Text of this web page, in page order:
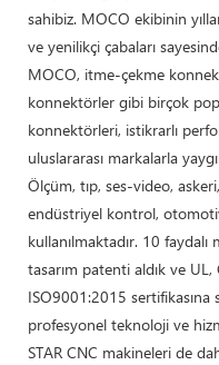
sahibiz. MOCO ekibinin
ve yenilikçi çabaları
MOCO, itme-çekme
konnektörler gibi birçok
konnektörleri, istikrarlı
uluslararası markalarla
Ölçüm, tıp, ses-video,
endüstriyel kontrol,
kullanılmaktadır. 10
tasarım patenti aldık ve UL,
ISO9001:2015
profesyonel teknoloji ve
STAR CNC makineleri de